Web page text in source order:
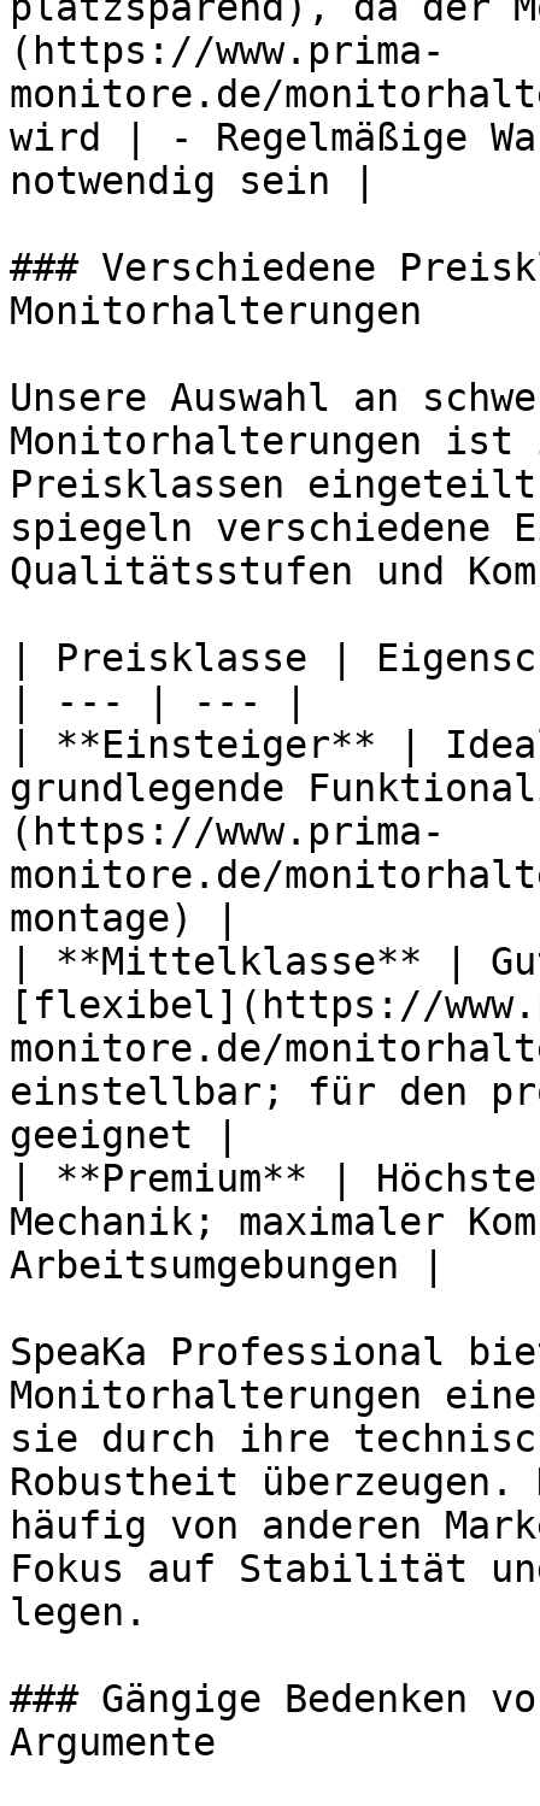
(https://www.prima-
monitore.de/
wird | - Regelmäßige
notwendig sein |
### Verschiedene
Monitorhalterungen
Unsere Auswahl an
Monitorhalterungen
Preisklassen
spiegeln verschiedene
Qualitätsstufen und
| Preisklasse |
| --- | --- |
| **Einsteiger** |
grundlegende
(https://www.prima-
monitore.de/
montage) |
| **Mittelklasse** |
[flexibel](https://
monitore.de/
einstellbar; für den
geeignet |
| **Premium** |
Mechanik; maximaler
Arbeitsumgebungen |
SpeaKa Professional
Monitorhalterungen
sie durch ihre
Robustheit
häufig von anderen
Fokus auf Stabilität
legen.
### Gängige Bedenken
Argumente